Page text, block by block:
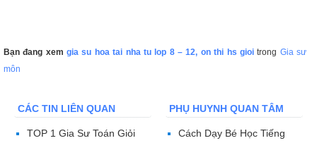
Bạn đang xemgia su hoa tai nha tu lop 8 – 12, on thi hs gioitrong Gia sư
môn
CÁC TIN LIÊN QUAN
TOP 1 Gia Sư Toán Giỏi
PHỤ HUYNH QUAN TÂM
Cách Dạy Bé Học Tiếng